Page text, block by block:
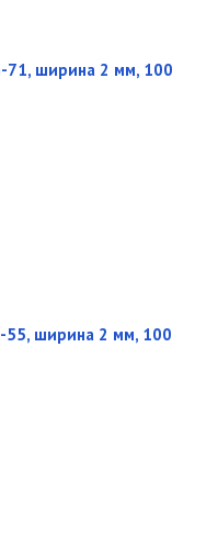
71, ширина 2 мм, 100
55, ширина 2 мм, 100